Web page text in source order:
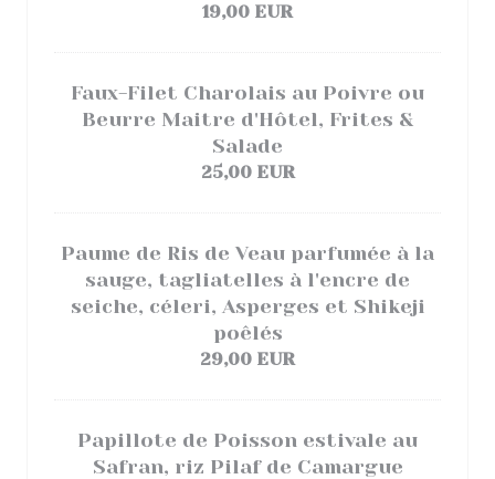
19,00 EUR
Faux-Filet Charolais au Poivre ou
Beurre Maitre d'Hôtel, Frites &
Salade
25,00 EUR
Paume de Ris de Veau parfumée à la
sauge, tagliatelles à l'encre de
seiche, céleri, Asperges et Shikeji
poêlés
29,00 EUR
Papillote de Poisson estivale au
Safran, riz Pilaf de Camargue